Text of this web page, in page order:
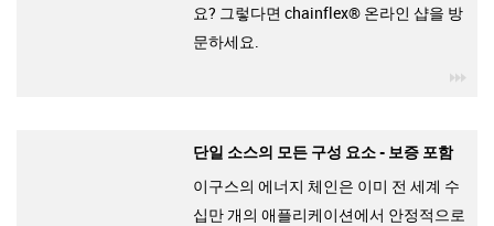
요? 그렇다면 chainflex® 온라인 샵을 방
문하세요.
단일 소스의 모든 구성 요소 - 보증 포함
이구스의 에너지 체인은 이미 전 세계 수
십만 개의 애플리케이션에서 안정적으로